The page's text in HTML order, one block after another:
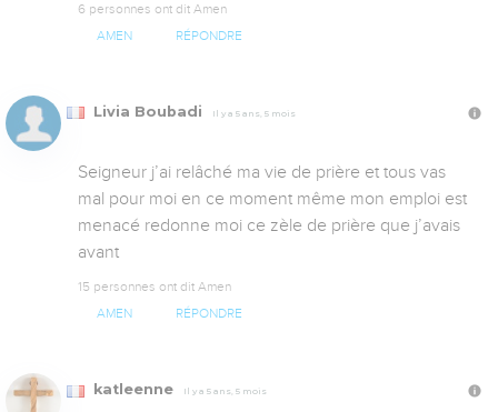
6 personnes ont dit Amen
AMEN RÉPONDRE
Livia Boubadi Il y a 5 ans, 5 mois
Seigneur j’ai relâché ma vie de prière et tous vas
mal pour moi en ce moment même mon emploi est
menacé redonne moi ce zèle de prière que j’avais
avant
15 personnes ont dit Amen
AMEN RÉPONDRE
katleenne Il y a 5 ans, 5 mois